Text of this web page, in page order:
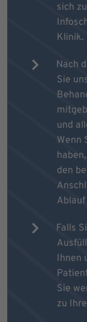
sich
Klinik.
Nach
Sie
und
Wenn
den
Falls
Ihnen
Sie
zu